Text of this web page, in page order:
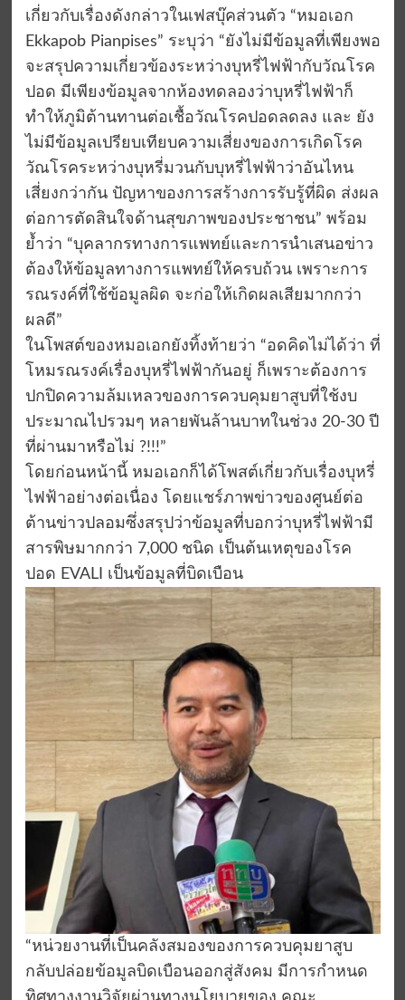
เกี่ยวกับเรื่องดังกล่าวในเฟสบุ๊คส่วนตัว “หมอเอก
Ekkapob Pianpises” ระบุว่า “ยังไม่มีข้อมูลที่เพียงพอ
จะสรุปความเกี่ยวข้องระหว่างบุหรี่ไฟฟ้ากับวัณโรค
ปอด มีเพียงข้อมูลจากห้องทดลองว่าบุหรี่ไฟฟ้าก็
ทำให้ภูมิต้านทานต่อเชื้อวัณโรคปอดลดลง และ ยัง
ไม่มีข้อมูลเปรียบเทียบความเสี่ยงของการเกิดโรค
วัณโรคระหว่างบุหรี่มวนกับบุหรี่ไฟฟ้าว่าอันไหน
เสี่ยงกว่ากัน ปัญหาของการสร้างการรับรู้ที่ผิด ส่งผล
ต่อการตัดสินใจด้านสุขภาพของประชาชน” พร้อม
ย้ำว่า “บุคลากรทางการแพทย์และการนำเสนอข่าว
ต้องให้ข้อมูลทางการแพทย์ให้ครบถ้วน เพราะการ
รณรงค์ที่ใช้ข้อมูลผิด จะก่อให้เกิดผลเสียมากกว่า
ผลดี”
ในโพสต์ของหมอเอกยังทิ้งท้ายว่า “อดคิดไม่ได้ว่า ที่
โหมรณรงค์เรื่องบุหรี่ไฟฟ้ากันอยู่ ก็เพราะต้องการ
ปกปิดความล้มเหลวของการควบคุมยาสูบที่ใช้งบ
ประมาณไปรวมๆ หลายพันล้านบาทในช่วง 20-30 ปี
ที่ผ่านมาหรือไม่ ?!!!”
โดยก่อนหน้านี้ หมอเอกก็ได้โพสต์เกี่ยวกับเรื่องบุหรี่
ไฟฟ้าอย่างต่อเนื่อง โดยแชร์ภาพข่าวของศูนย์ต่อ
ต้านข่าวปลอมซึ่งสรุปว่าข้อมูลที่บอกว่าบุหรี่ไฟฟ้ามี
สารพิษมากกว่า 7,000 ชนิด เป็นต้นเหตุของโรค
ปอด EVALI เป็นข้อมูลที่บิดเบือน
“หน่วยงานที่เป็นคลังสมองของการควบคุมยาสูบ
กลับปล่อยข้อมูลบิดเบือนออกสู่สังคม มีการกำหนด